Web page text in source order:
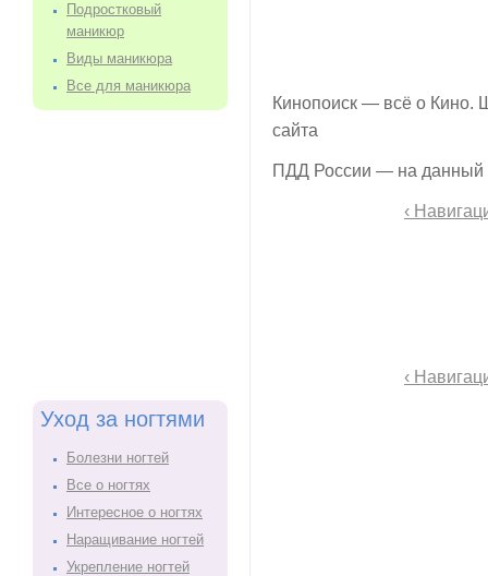
Подростковый
маникюр
Виды маникюра
Все для маникюра
Уход за ногтями
Болезни ногтей
Все о ногтях
Интересное о ногтях
Наращивание ногтей
Укрепление ногтей
Кинопоиск — всё о Кино.
сайта
ПДД России — на данный
‹
‹